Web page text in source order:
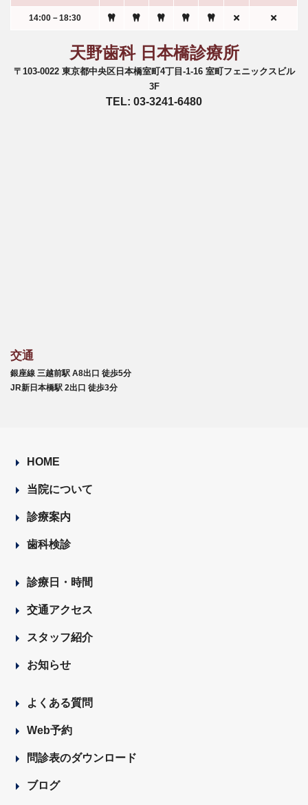
14:00－18:30
天野歯科 日本橋診療所
〒103-0022 東京都中央区日本橋室町4丁目-1-16 室町フェニックスビル
3F
TEL: 03-3241-6480
交通
銀座線 三越前駅 A8出口 徒歩5分
JR新日本橋駅 2出口 徒歩3分
HOME
当院について
診療案内
歯科検診
診療日・時間
交通アクセス
スタッフ紹介
お知らせ
よくある質問
Web予約
問診表のダウンロード
ブログ